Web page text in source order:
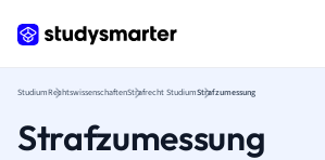
StudiumRechtswissenschaftenStrafrecht StudiumStrafzumessung
Strafzumessung